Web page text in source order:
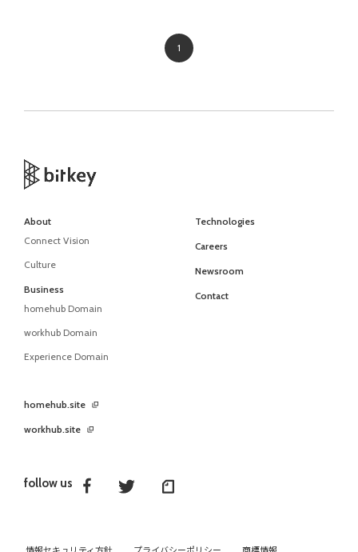
1
follow us
About
Connect Vision
Culture
Business
homehub Domain
workhub Domain
Experience Domain
Technologies
Careers
Newsroom
Contact
homehub.site
workhub.site